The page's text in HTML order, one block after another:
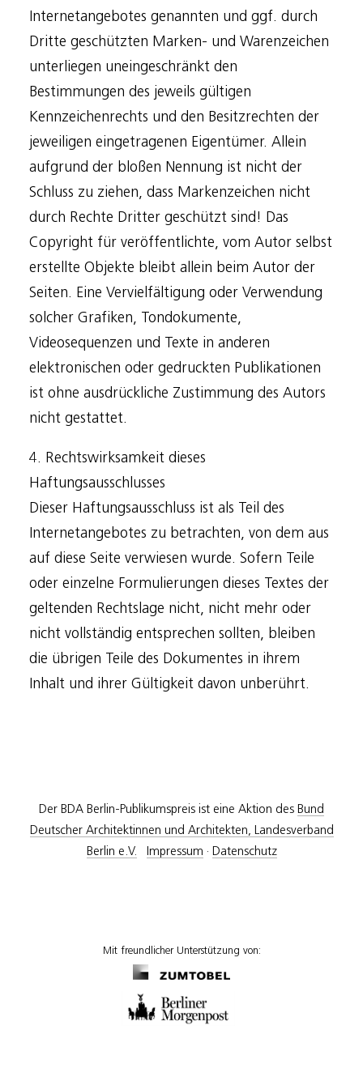
Internetangebotes genannten und ggf. durch
Dritte geschützten Marken- und Warenzeichen
unterliegen uneingeschränkt den
Bestimmungen des jeweils gültigen
Kennzeichenrechts und den Besitzrechten der
jeweiligen eingetragenen Eigentümer. Allein
aufgrund der bloßen Nennung ist nicht der
Schluss zu ziehen, dass Markenzeichen nicht
durch Rechte Dritter geschützt sind! Das
Copyright für veröffentlichte, vom Autor selbst
erstellte Objekte bleibt allein beim Autor der
Seiten. Eine Vervielfältigung oder Verwendung
solcher Grafiken, Tondokumente,
Videosequenzen und Texte in anderen
elektronischen oder gedruckten Publikationen
ist ohne ausdrückliche Zustimmung des Autors
nicht gestattet.
4. Rechtswirksamkeit dieses
Haftungsausschlusses
Dieser Haftungsausschluss ist als Teil des
Internetangebotes zu betrachten, von dem aus
auf diese Seite verwiesen wurde. Sofern Teile
oder einzelne Formulierungen dieses Textes der
geltenden Rechtslage nicht, nicht mehr oder
nicht vollständig entsprechen sollten, bleiben
die übrigen Teile des Dokumentes in ihrem
Inhalt und ihrer Gültigkeit davon unberührt.
Der BDA Berlin-Publikumspreis ist eine Aktion des Bund
Deutscher Architektinnen und Architekten, Landesverband
Berlin e.V.
Impressum · Datenschutz
Mit freundlicher Unterstützung von: